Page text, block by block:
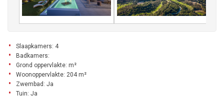
Slaapkamers: 4
Badkamers:
Grond oppervlakte: m²
Woonoppervlakte: 204 m²
Zwembad: Ja
Tuin: Ja